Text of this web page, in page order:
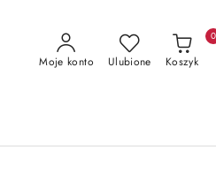
Moje konto Ulubione Koszyk
0